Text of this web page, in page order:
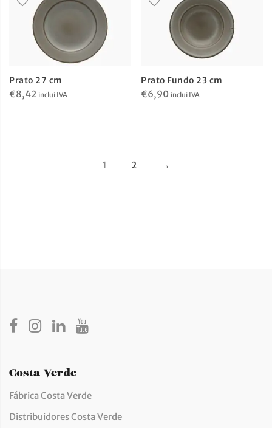
Prato 27 cm
€8,42 inclui IVA
Prato Fundo 23 cm
€6,90 inclui IVA
1 2 →
Costa Verde
Fábrica Costa Verde
Distribuidores Costa Verde